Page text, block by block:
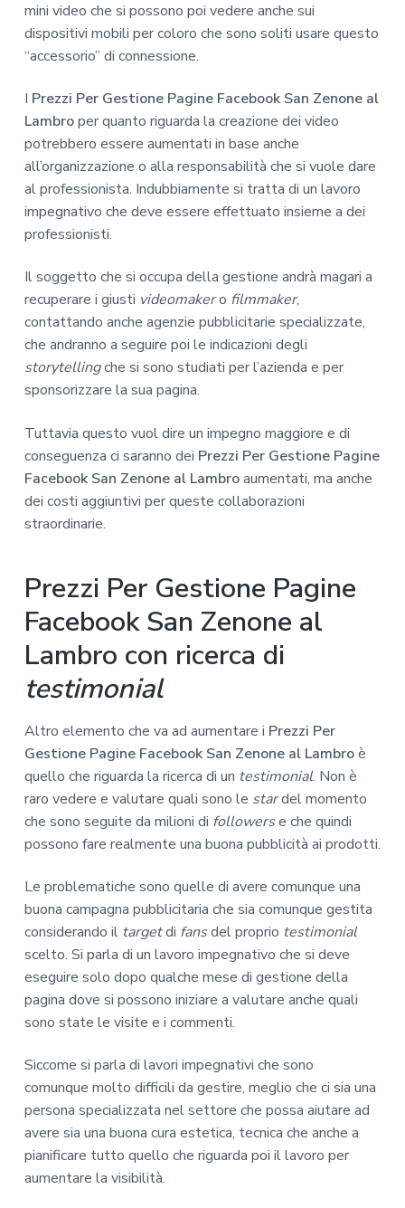
mini video che si possono poi vedere anche sui
dispositivi mobili per coloro che sono soliti usare questo
“accessorio” di connessione.
I Prezzi Per Gestione Pagine Facebook San Zenone al
Lambroper quanto riguarda la creazione dei video
potrebbero essere aumentati in base anche
all’organizzazione o alla responsabilità che si vuole dare
al professionista. Indubbiamente si tratta di un lavoro
impegnativo che deve essere effettuato insieme a dei
professionisti.
Il soggetto che si occupa della gestione andrà magari a
recuperare i giusti videomakero filmmaker,
contattando anche agenzie pubblicitarie specializzate,
che andranno a seguire poi le indicazioni degli
storytellingche si sono studiati per l’azienda e per
sponsorizzare la sua pagina.
Tuttavia questo vuol dire un impegno maggiore e di
conseguenza ci saranno dei Prezzi Per Gestione Pagine
Facebook San Zenone al Lambroaumentati, ma anche
dei costi aggiuntivi per queste collaborazioni
straordinarie.
Prezzi Per Gestione Pagine
Facebook San Zenone al
Lambro con ricerca di
testimonial
Altro elemento che va ad aumentare i Prezzi Per
Gestione Pagine Facebook San Zenone al Lambroè
quello che riguarda la ricerca di un testimonial. Non è
raro vedere e valutare quali sono le stardel momento
che sono seguite da milioni di followerse che quindi
possono fare realmente una buona pubblicità ai prodotti.
Le problematiche sono quelle di avere comunque una
buona campagna pubblicitaria che sia comunque gestita
considerando il targetdi fansdel proprio testimonial
scelto. Si parla di un lavoro impegnativo che si deve
eseguire solo dopo qualche mese di gestione della
pagina dove si possono iniziare a valutare anche quali
sono state le visite e i commenti.
Siccome si parla di lavori impegnativi che sono
comunque molto difficili da gestire, meglio che ci sia una
persona specializzata nel settore che possa aiutare ad
avere sia una buona cura estetica, tecnica che anche a
pianificare tutto quello che riguarda poi il lavoro per
aumentare la visibilità.